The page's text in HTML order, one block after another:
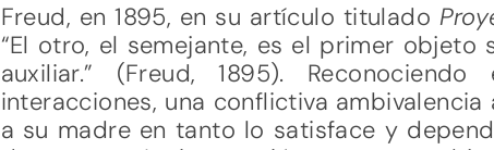
Freud, en 1895, en su artículo titulado
“El otro, el semejante, es el primer
auxiliar.” (Freud, 1895).
interacciones, una conflictiva
a su madre en tanto lo satisface y